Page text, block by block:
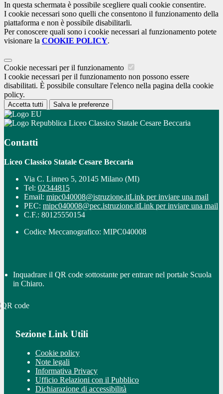
In questa schermata è possibile scegliere quali cookie consentire.
I cookie necessari sono quelli che consentono il funzionamento della
piattaforma e non è possibile disabilitarli.
Per conoscere quali sono i cookie necessari al funzionamento potete
visionare la COOKIE POLICY.
Cookie necessari per il funzionamento
I cookie necessari per il funzionamento non possono essere
disabilitati. È possibile consultare l'elenco nella pagina della cookie
policy.
Accetta tutti Salva le preferenze
Liceo Classico Statale Cesare Beccaria
Contatti
Liceo Classico Statale Cesare Beccaria
Via C. Linneo 5, 20145 Milano (MI)
Tel: 02344815
Email: mipc040008@istruzione.itLink per inviare una mail
PEC: mipc040008@pec.istruzione.itLink per inviare una mail
C.F.: 80125550154
Codice Meccanografico: MIPC040008
Inquadrare il QR code sottostante per entrare nel portale Scuola
in Chiaro.
Sezione Link Utili
Cookie policy
Note legali
Informativa Privacy
Ufficio Relazioni con il Pubblico
Dichiarazione di accessibilità